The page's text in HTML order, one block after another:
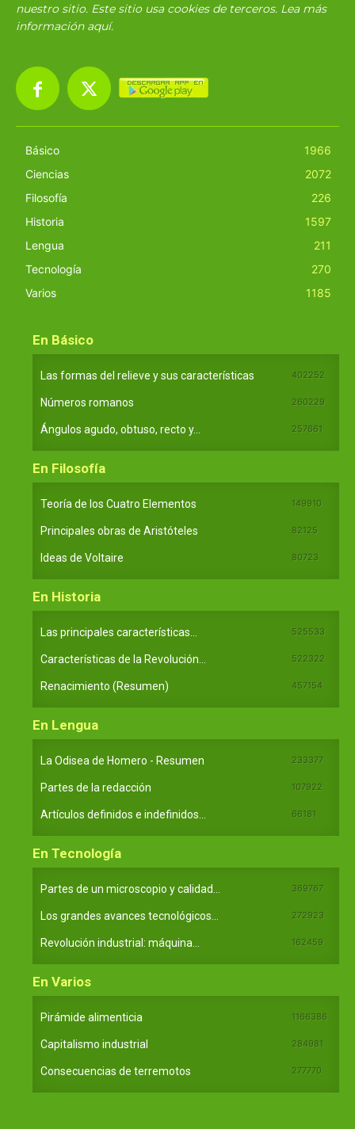
nuestro sitio. Este sitio usa cookies de terceros. Lea más
información aquí.
Básico
1966
Ciencias
2072
Filosofía
226
Historia
1597
Lengua
211
Tecnología
270
Varios
1185
En Básico
Las formas del relieve y sus características 402252
Números romanos 260229
Ángulos agudo, obtuso, recto y... 257661
En Filosofía
Teoría de los Cuatro Elementos 149910
Principales obras de Aristóteles 82125
Ideas de Voltaire 80723
En Historia
Las principales características... 525533
Características de la Revolución... 522322
Renacimiento (Resumen) 457154
En Lengua
La Odisea de Homero - Resumen 233377
Partes de la redacción 107922
Artículos definidos e indefinidos... 66181
En Tecnología
Partes de un microscopio y calidad... 369767
Los grandes avances tecnológicos... 272923
Revolución industrial: máquina... 162459
En Varios
Pirámide alimenticia 1166386
Capitalismo industrial 284981
Consecuencias de terremotos 277770